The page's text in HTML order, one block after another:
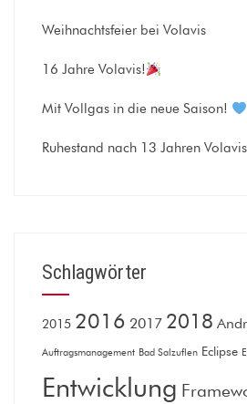
Weihnachtsfeier bei Volavis
16 Jahre Volavis!
Mit Vollgas in die neue Saison!
Ruhestand nach 13 Jahren Volavis
Schlagwörter
2015 2016 2017 2018
Auftragsmanagement Bad Salzuflen Eclipse
Entwicklung